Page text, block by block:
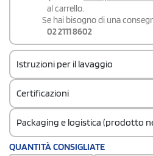
al carrello.
Se hai bisogno di una
02 2111 8602
Istruzioni per il lavaggio
Certificazioni
Packaging e logistica (prodotto
Codice doganale
QUANTITÀ CONSIGLIATE